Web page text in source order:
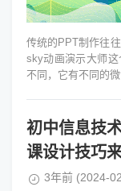
传统的PPT制作往
sky动画演示大师
不同，它有不同的
初中信息技
课设计技巧
3年前 (2024-